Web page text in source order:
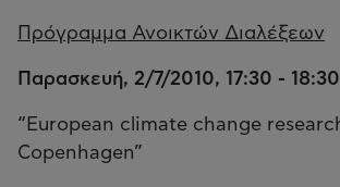
Πρόγραμμα Ανοικτών Διαλέξεων
Παρασκευή, 2/7/2010, 17:30 - 18:30
“European climate change
Copenhagen”